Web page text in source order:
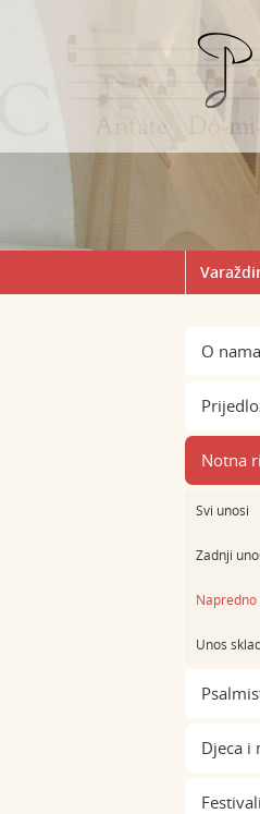
O nama
Notna
Svi unosi
Zadnji
Unos
Djeca i